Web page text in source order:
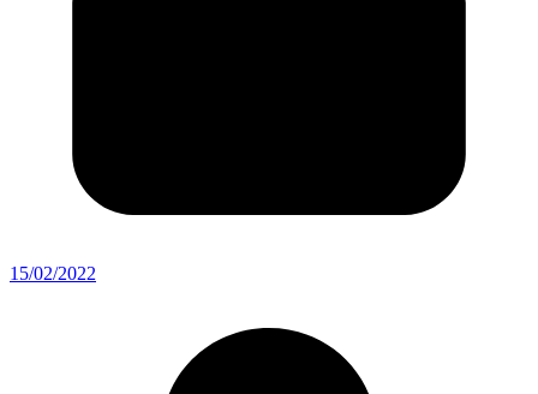
15/02/2022